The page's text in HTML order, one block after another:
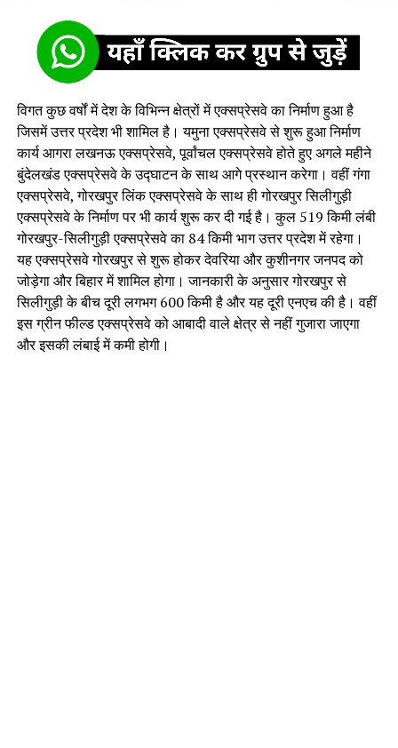
विगत कुछ वर्षों में देश के विभिन्न क्षेत्रों में एक्सप्रेसवे का निर्माण हुआ है
जिसमें उत्तर प्रदेश भी शामिल है। यमुना एक्सप्रेसवे से शुरू हुआ निर्माण
कार्य आगरा लखनऊ एक्सप्रेसवे, पूर्वांचल एक्सप्रेसवे होते हुए अगले महीने
बुंदेलखंड एक्सप्रेसवे के उद्घाटन के साथ आगे प्रस्थान करेगा। वहीं गंगा
एक्सप्रेसवे, गोरखपुर लिंक एक्सप्रेसवे के साथ ही गोरखपुर सिलीगुड़ी
एक्सप्रेसवे के निर्माण पर भी कार्य शुरू कर दी गई है। कुल 519 किमी लंबी
गोरखपुर-सिलीगुड़ी एक्सप्रेसवे का 84 किमी भाग उत्तर प्रदेश में रहेगा।
यह एक्सप्रेसवे गोरखपुर से शुरू होकर देवरिया और कुशीनगर जनपद को
जोड़ेगा और बिहार में शामिल होगा। जानकारी के अनुसार गोरखपुर से
सिलीगुड़ी के बीच दूरी लगभग 600 किमी है और यह दूरी एनएच की है। वहीं
इस ग्रीन फील्ड एक्सप्रेसवे को आबादी वाले क्षेत्र से नहीं गुजारा जाएगा
और इसकी लंबाई में कमी होगी।